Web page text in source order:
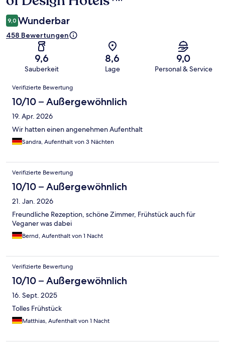
9,0 Wunderbar
458 Bewertungen
9,6
Sauberkeit
8,6
Lage
9,0
Personal & Service
Bewertungen
Verifizierte Bewertung
10/10 – Außergewöhnlich
19. Apr. 2026
Wir hatten einen angenehmen Aufenthalt
Sandra, Aufenthalt von 3 Nächten
Verifizierte Bewertung
10/10 – Außergewöhnlich
21. Jan. 2026
Freundliche Rezeption, schöne Zimmer, Frühstück auch für
Veganer was dabei
Bernd, Aufenthalt von 1 Nacht
Verifizierte Bewertung
10/10 – Außergewöhnlich
16. Sept. 2025
Tolles Frühstück
Matthias, Aufenthalt von 1 Nacht